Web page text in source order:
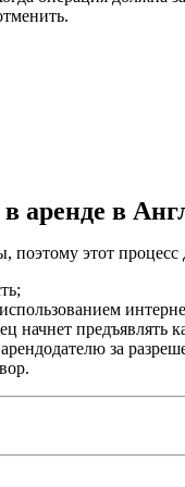
аренде в
этот
начнет предъявлять
за